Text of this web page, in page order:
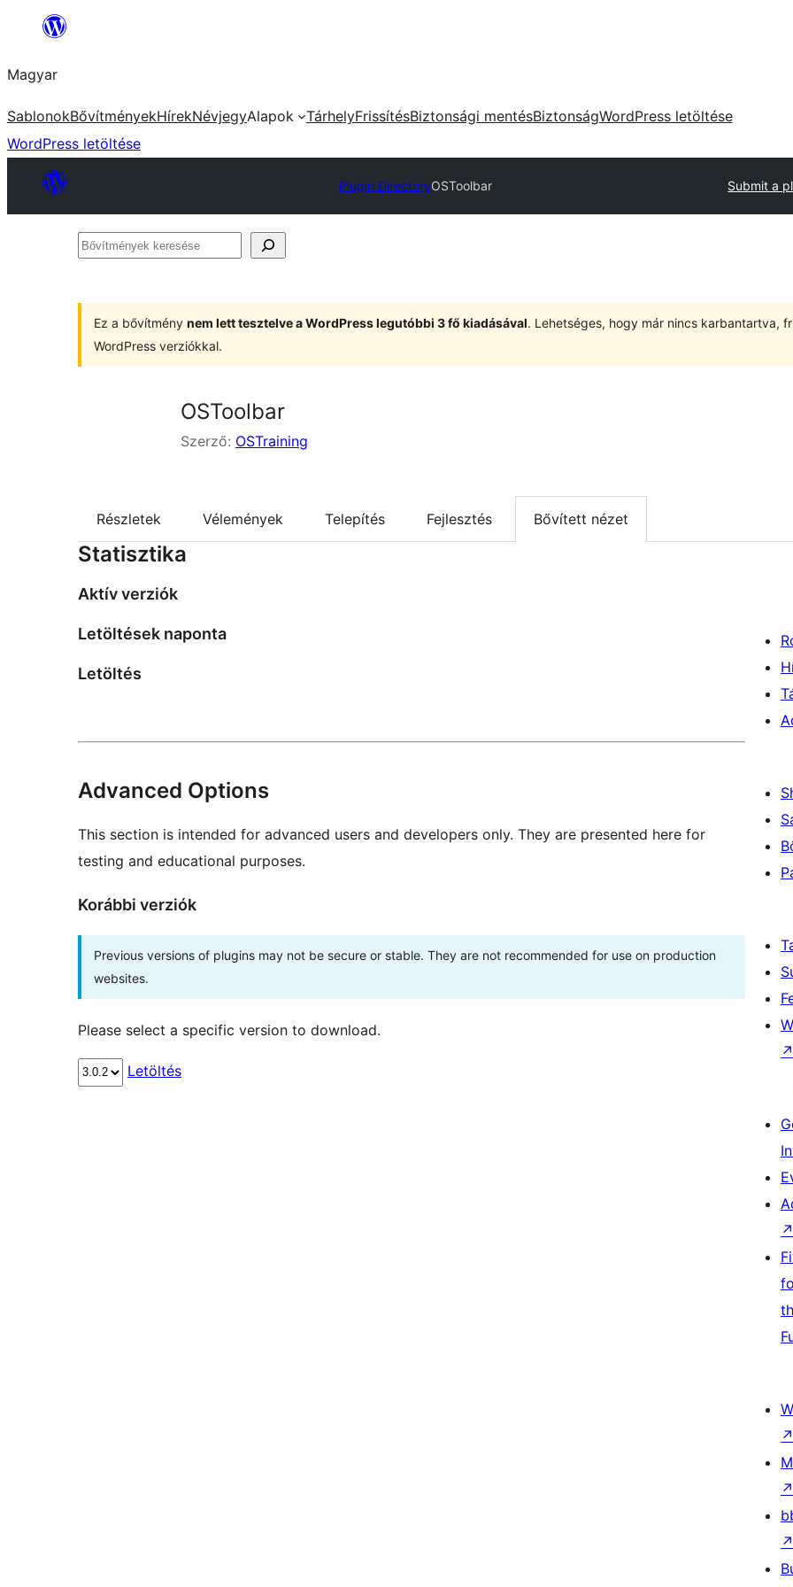
Ugrás
tartalomhoz
Magyar
SablonokBővítményekHírekNévjegyAlapok TárhelyFrissítésBiztonsági mentésBiztonságWordPress letöltése
WordPress letöltése
Plugin DirectoryOSToolbar Submit a
Bővítmények
Ez a bővítmény nem lett tesztelve a WordPress legutóbbi 3 fő kiadásával. Lehetséges, hogy már nincs karbantartva,
WordPress verziókkal.
OSToolbar
Szerző: OSTraining
Részletek Vélemények Telepítés Fejlesztés Bővített nézet
Statisztika
Aktív verziók
Letöltések naponta
Letöltés
Advanced Options
This section is intended for advanced users and developers only. They are presented here for
testing and educational purposes.
Korábbi verziók
Previous versions of plugins may not be secure or stable. They are not recommended for use on production
websites.
Please select a specific version to download.
Letöltés
↗
↗
↗
↗
↗